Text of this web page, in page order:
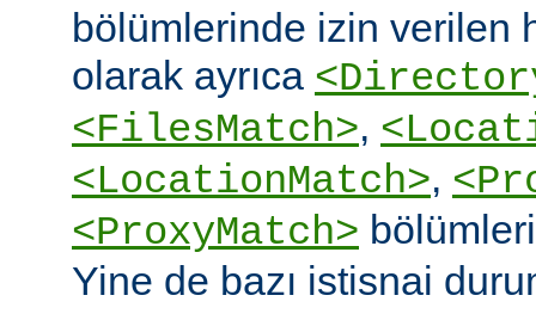
bölümlerinde izin verilen
olarak ayrıca
<FilesMatch>,
<LocationMatch>,
<ProxyMatch>
Yine de bazı istisnai